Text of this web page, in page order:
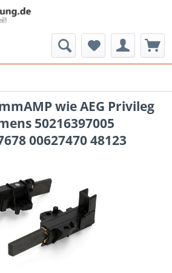
wie AEG Privileg
50216397005
00627470 48123